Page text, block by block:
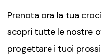
Prenota ora la tua
scopri tutte le nostre
progettare i tuoi